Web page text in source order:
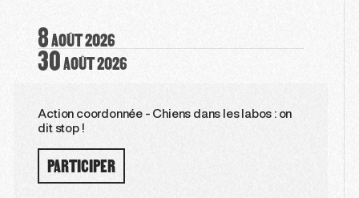
8AOÛT2026
30AOÛT2026
Action coordonnée - Chiens dans les labos : on
dit stop !
PARTICIPER